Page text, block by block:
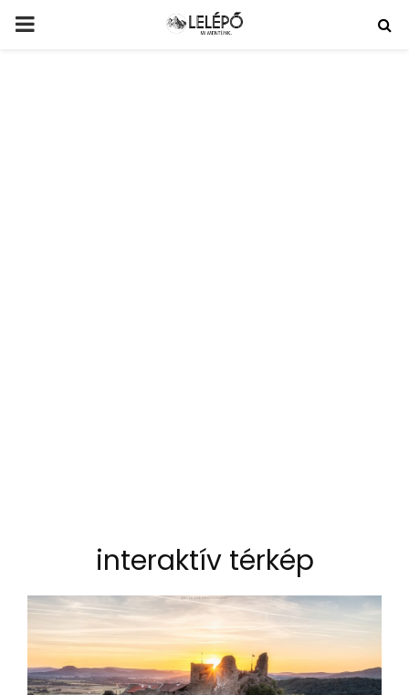
PRIMARY
interaktív térkép